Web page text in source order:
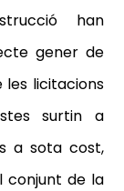
han
gener de
les licitacions
surtin a
a sota cost,
conjunt de la